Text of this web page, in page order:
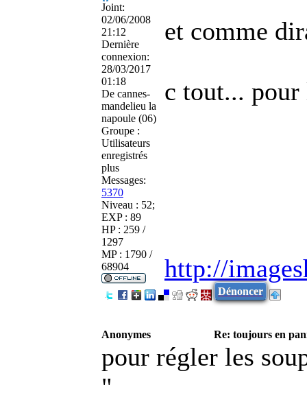
Joint:
02/06/2008
21:12
Dernière
connexion:
28/03/2017
01:18
De cannes-
mandelieu la
napoule (06)
Groupe :
Utilisateurs
enregistrés
plus
Messages:
5370
Niveau : 52;
EXP : 89
HP : 259 /
1297
MP : 1790 /
68904
et comme
c tout...
http://
Dénoncer
Anonymes Re: toujours en
pour régler les
"